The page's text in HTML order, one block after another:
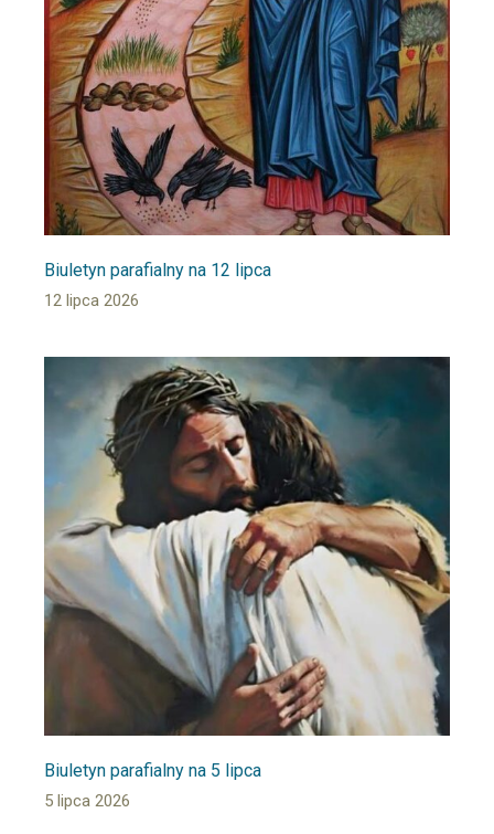
Biuletyn parafialny na 12 lipca
12 lipca 2026
Biuletyn parafialny na 5 lipca
5 lipca 2026